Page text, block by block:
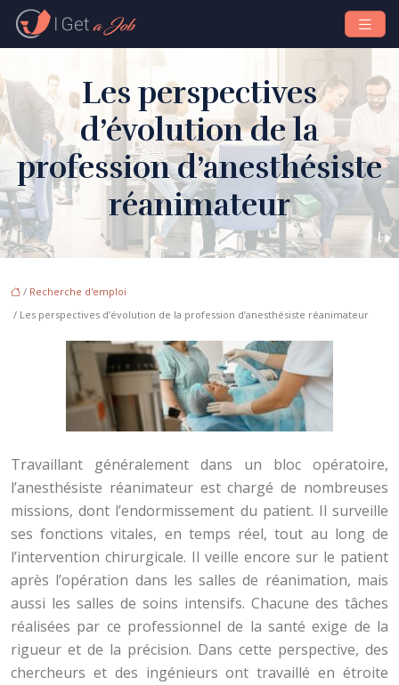
Les perspectives
d’évolution de la
profession d’anesthésiste
réanimateur
/ Recherche d'emploi
/ Les perspectives d’évolution de la profession d’anesthésiste réanimateur
Travaillant généralement dans un bloc opératoire,
l’anesthésiste réanimateur est chargé de nombreuses
missions, dont l’endormissement du patient. Il surveille
ses fonctions vitales, en temps réel, tout au long de
l’intervention chirurgicale. Il veille encore sur le patient
après l’opération dans les salles de réanimation, mais
aussi les salles de soins intensifs. Chacune des tâches
réalisées par ce professionnel de la santé exige de la
rigueur et de la précision. Dans cette perspective, des
chercheurs et des ingénieurs ont travaillé en étroite